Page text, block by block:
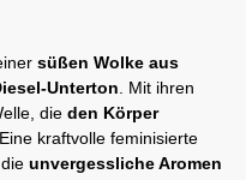
süßen Wolke aus
Unterton . Mit ihren
die den Körper
. Eine kraftvolle feminisierte
unvergessliche Aromen